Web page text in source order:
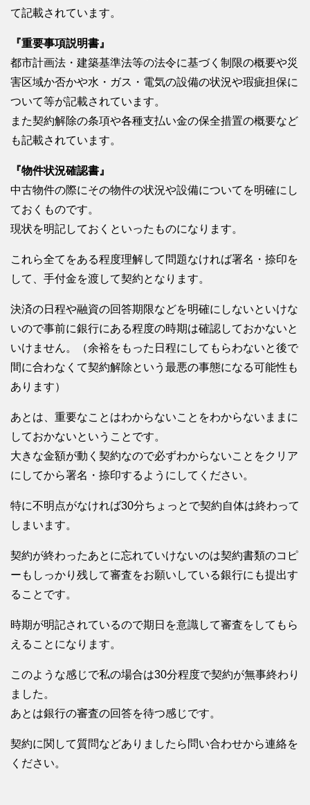
て記載されています。
『重要事項説明書』
都市計画法・建築基準法等の法令に基づく制限の概要や災
害区域か否かや水・ガス・電気の設備の状況や瑕疵担保に
ついて等が記載されています。
また契約解除の条項や各種支払い金の保全措置の概要など
も記載されています。
『物件状況確認書』
中古物件の際にその物件の状況や設備についてを明確にし
ておくものです。
現状を明記しておくといったものになります。
これら全てをある程度理解して問題なければ署名・捺印を
して、手付金を渡して契約となります。
決済の日程や融資の回答期限などを明確にしないといけな
いので事前に銀行にある程度の時期は確認しておかないと
いけません。（余裕をもった日程にしてもらわないと後で
間に合わなくて契約解除という最悪の事態になる可能性も
あります）
あとは、重要なことはわからないことをわからないままに
しておかないということです。
大きな金額が動く契約なので必ずわからないことをクリア
にしてから署名・捺印するようにしてください。
特に不明点がなければ30分ちょっとで契約自体は終わって
しまいます。
契約が終わったあとに忘れていけないのは契約書類のコピ
ーもしっかり残して審査をお願いしている銀行にも提出す
ることです。
時期が明記されているので期日を意識して審査をしてもら
えることになります。
このような感じで私の場合は30分程度で契約が無事終わり
ました。
あとは銀行の審査の回答を待つ感じです。
契約に関して質問などありましたら問い合わせから連絡を
ください。